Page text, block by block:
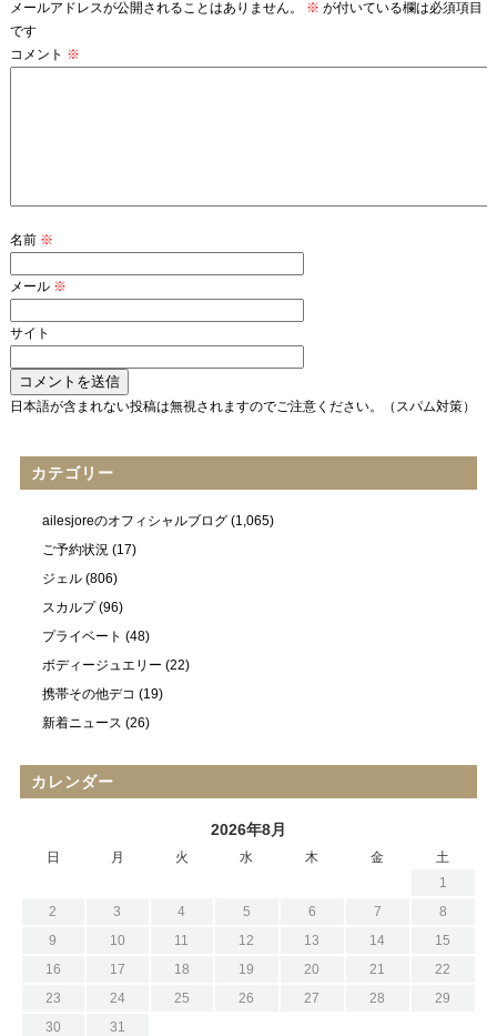
メールアドレスが公開されることはありません。 ※ が付いている欄は必須項目
です
コメント ※
名前 ※
メール ※
サイト
日本語が含まれない投稿は無視されますのでご注意ください。（スパム対策）
カテゴリー
ailesjoreのオフィシャルブログ(1,065)
ご予約状況(17)
ジェル(806)
スカルプ(96)
プライベート (48)
ボディージュエリー (22)
携帯その他デコ (19)
新着ニュース (26)
カレンダー
2026年8月
日 月 火 水 木 金
土
1
2
3 4 5 6 7
8
9
10 11 12 13 14
15
16
17 18 19 20 21
22
23
24 25 26 27 28
29
30
31